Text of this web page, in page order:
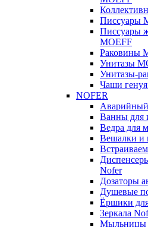
Писсуары
Писсуары
MOEFF
Раковины
Унитазы
Унитазы-
Чаши
NOFER
Ванны для
Ведра для
Вешалки и
Nofer
Дозаторы
Душевые
Ёршики
Зеркала
Мыльницы